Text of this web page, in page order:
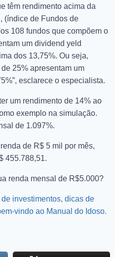
têm rendimento acima da
(índice de Fundos de
108 fundos que compõem o
um dividend yeld
dos 13,75%. Ou seja,
25% apresentam um
esclarece o especialista.
um rendimento de 14% ao
exemplo na simulação.
de 1.097%.
de R$ 5 mil por mês,
455.788,51.
renda mensal de R$5.000?
investimentos, dicas de
vindo ao Manual do Idoso.